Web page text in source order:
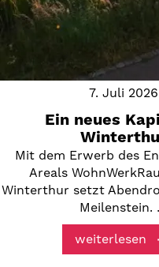
7. Juli 2026
Ein neues
Mit dem Erwerb des
Areals
Winterthur setzt
Meilenstein.
weiterlesen